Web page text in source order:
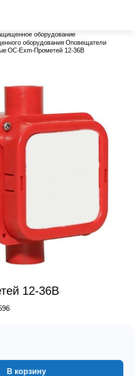
оборудование
оборудования Оповещатели
ОС-Exm-Прометей 12-36В
12-36В
В корзину